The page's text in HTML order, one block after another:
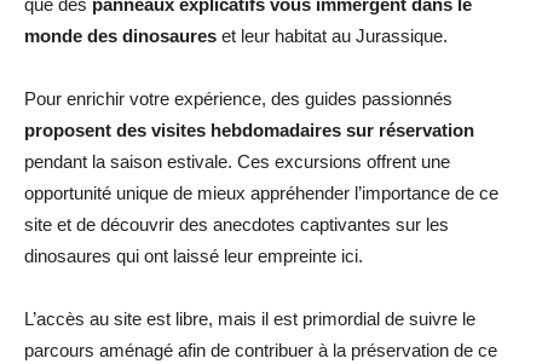
monde des dinosaures et leur habitat au Jurassique.
Pour enrichir votre expérience, des guides passionnés
proposent des visites hebdomadaires sur réservation
pendant la saison estivale. Ces excursions offrent une
opportunité unique de mieux appréhender l’importance de ce
site et de découvrir des anecdotes captivantes sur les
dinosaures qui ont laissé leur empreinte ici.
L’accès au site est libre, mais il est primordial de suivre le
parcours aménagé afin de contribuer à la préservation de ce